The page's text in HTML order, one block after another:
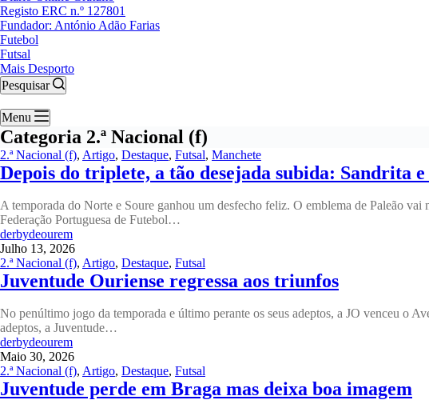
Registo ERC n.º 127801
Fundador: António Adão Farias
Futebol
Futsal
Mais Desporto
Pesquisar
Menu
Categoria 2.ª Nacional (f)
2.ª Nacional (f), Artigo, Destaque, Futsal, Manchete
Depois do triplete, a tão desejada subida: Sandrita
A temporada do Norte e Soure ganhou um desfecho feliz. O emblema de Paleão
Federação Portuguesa de Futebol…
derbydeourem
Julho 13, 2026
2.ª Nacional (f), Artigo, Destaque, Futsal
Juventude Ouriense regressa aos triunfos
No penúltimo jogo da temporada e último perante os seus adeptos, a JO venceu o
adeptos, a Juventude…
derbydeourem
Maio 30, 2026
2.ª Nacional (f), Artigo, Destaque, Futsal
Juventude perde em Braga mas deixa boa imagem